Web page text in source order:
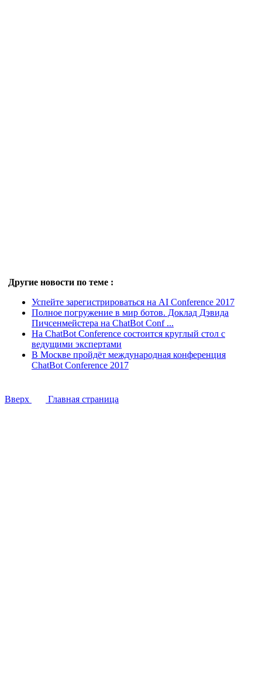
Другие новости по теме :
Успейте зарегистрироваться на AI Conference 2017
Полное погружение в мир ботов. Доклад Дэвида
Пичсенмейстера на ChatBot Conf ...
На ChatBot Conference состоится круглый стол с
ведущими экспертами
В Москве пройдёт международная конференция
ChatBot Conference 2017
Вверх Главная страница